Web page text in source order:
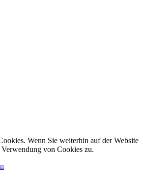
Wenn Sie weiterhin auf der Website
von Cookies zu.